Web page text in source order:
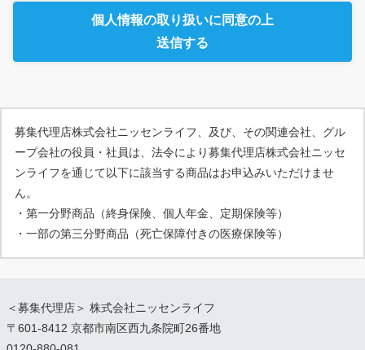
個人情報の取り扱いに同意の上
送信する
募集代理店株式会社ニッセンライフ、及び、その関連会社、グル
ープ会社の役員・社員は、法令により募集代理店株式会社ニッセ
ンライフを通じて以下に該当する商品はお申込みいただけませ
ん。
・第一分野商品（終身保険、個人年金、定期保険等）
・一部の第三分野商品（死亡保障付きの医療保険等）
＜募集代理店＞ 株式会社ニッセンライフ
〒601-8412 京都市南区西九条院町26番地